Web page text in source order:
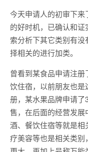
今天申请人的初审下
的好时机，已确认和
索分析下其它类别有
择相关的进行加类。
曾看到某食品申请注
饮住宿，以前朋友也
册，某水果品牌申请
售，在后面的经营发展
酒、餐饮住宿等就是
疗美容等也是相关类